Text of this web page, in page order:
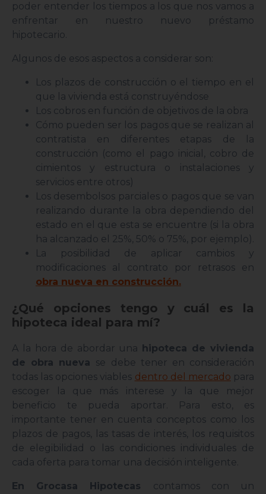
poder entender los tiempos a los que nos vamos a
enfrentar en nuestro nuevo préstamo
hipotecario.
Algunos de esos aspectos a considerar son:
Los plazos de construcción o el tiempo en el
que la vivienda está construyéndose
Los cobros en función de objetivos de la obra
Cómo pueden ser los pagos que se realizan al
contratista en diferentes etapas de la
construcción (como el pago inicial, cobro de
cimientos y estructura o instalaciones y
servicios entre otros)
Los desembolsos parciales o pagos que se van
realizando durante la obra dependiendo del
estado en el que esta se encuentre (si la obra
ha alcanzado el 25%, 50% o 75%, por ejemplo).
La posibilidad de aplicar cambios y
modificaciones al contrato por retrasos en
obra nueva en construcción.
¿Qué opciones tengo y cuál es la
hipoteca ideal para mí?
A la hora de abordar una
hipoteca de vivienda
de obra nueva se debe tener en consideración
todas las opciones viables dentro del mercado para
escoger la que más interese y la que mejor
beneficio te pueda aportar. Para esto, es
importante tener en cuenta conceptos como los
plazos de pagos, las tasas de interés, los requisitos
de elegibilidad o las condiciones individuales de
cada oferta para tomar una decisión inteligente.
En Grocasa Hipotecas contamos con un